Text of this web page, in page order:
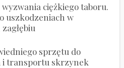
wyzwania ciężkiego taboru.
uszkodzeniach w
sprzętu do
i transportu skrzynek